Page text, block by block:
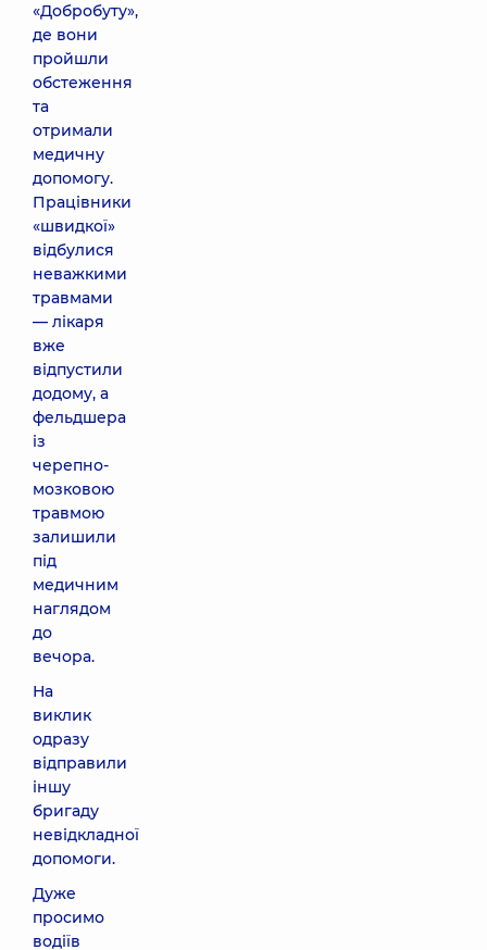
«Добробуту»,
де вони
пройшли
обстеження
та
отримали
медичну
допомогу.
Працівники
«швидкої»
відбулися
неважкими
травмами
— лікаря
вже
відпустили
додому, а
фельдшера
із
черепно-
мозковою
травмою
залишили
під
медичним
наглядом
до
вечора.
На
виклик
одразу
відправили
іншу
бригаду
невідкладної
допомоги.
Дуже
просимо
водіїв